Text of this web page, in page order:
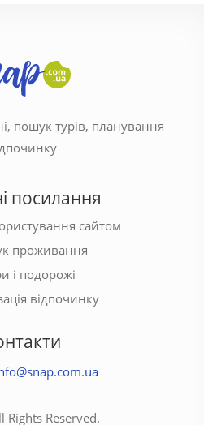
пошук турів, планування
посилання
сайтом
проживання
і подорожі
відпочинку
Reserved.